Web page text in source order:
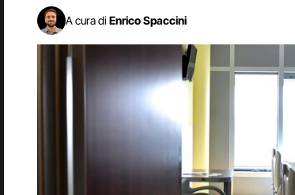
A cura di Enrico Spaccini